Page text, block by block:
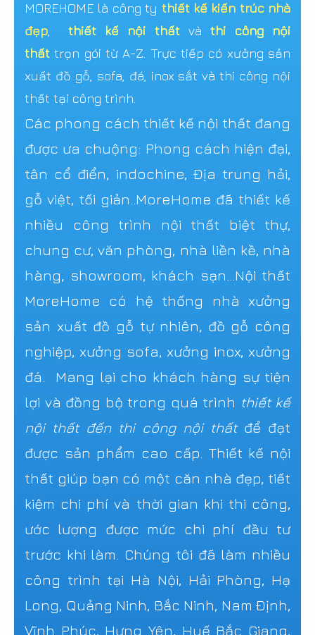
MOREHOME là công ty thiết kế kiến trúc nhà
đẹp
thiết kế nội thấtvàthi công nội
thất trọn gói từ A-Z. Trực tiếp có xưởng sản
xuất đồ gỗ, sofa, đá, inox sắt và thi công nội
thất tại công trình.
Các phong cách thiết kế nội thất đang
được ưa chuộng: Phong cách hiện đại,
tân cổ điển, indochine, Địa trung hải,
gỗ việt, tối giản..MoreHome đã thiết kế
nhiều công trình nội thất biệt thự,
chung cư, văn phòng, nhà liền kề, nhà
hàng, showroom, khách sạn...Nội thất
MoreHome có hệ thống nhà xưởng
sản xuất đồ gỗ tự nhiên, đồ gỗ công
nghiệp, xưởng sofa, xưởng inox, xưởng
đá. Mang lại cho khách hàng sự tiện
lợi và đồng bộ trong quá trình thiết kế
nội thất đến thi công nội thấtđể đạt
được sản phẩm cao cấp. Thiết kế nội
thất giúp bạn có một căn nhà đẹp, tiết
kiệm chi phí và thời gian khi thi công,
ước lượng được mức chi phí đầu tư
trước khi làm. Chúng tôi đã làm nhiều
công trình tại Hà Nội, Hải Phòng, Hạ
Long, Quảng Ninh, Bắc Ninh, Nam Định,
Vĩnh Phúc, Hưng Yên, Huế Bắc Giang,